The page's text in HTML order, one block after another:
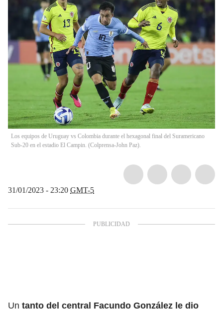
Los equipos de Uruguay vs Colombia durante el hexagonal final del Suramericano
Sub-20 en el estadio El Campin. (Colprensa-John Paz).
31/01/2023 - 23:20 GMT-5
Un tanto del central Facundo González le dio